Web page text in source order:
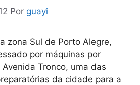
Por guayi
zona Sul de Porto Alegre,
por máquinas por
Tronco, uma das
da cidade para a